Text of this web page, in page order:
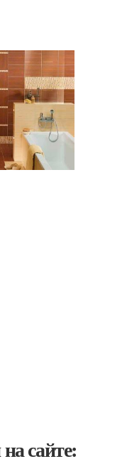
сайте: